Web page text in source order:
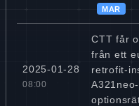
MAR
2025-01-28
08:00
CTT får
från ett
retrofit-